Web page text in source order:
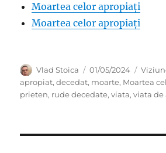
Moartea celor apropiați
Moartea celor apropiați
Author
Vlad Stoica
Posted
on
01/05/2024
apropiat,decedat, moarte, Moartea
prieten, rude decedate,viata,viata de